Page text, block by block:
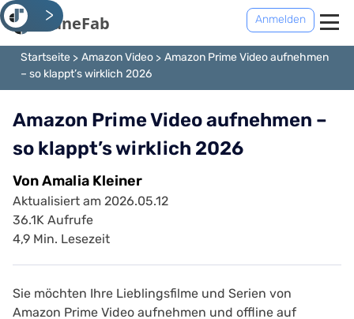
Anmelden
Startseite Amazon Video
Amazon Prime Video aufnehmen
– so klappt’s wirklich 2026
Amazon Prime Video aufnehmen –
so klappt’s wirklich 2026
Von Amalia Kleiner
Aktualisiert am 2026.05.12
36.1K Aufrufe
4,9 Min. Lesezeit
Sie möchten Ihre Lieblingsfilme und Serien von
Amazon Prime Video aufnehmen und offline auf
<